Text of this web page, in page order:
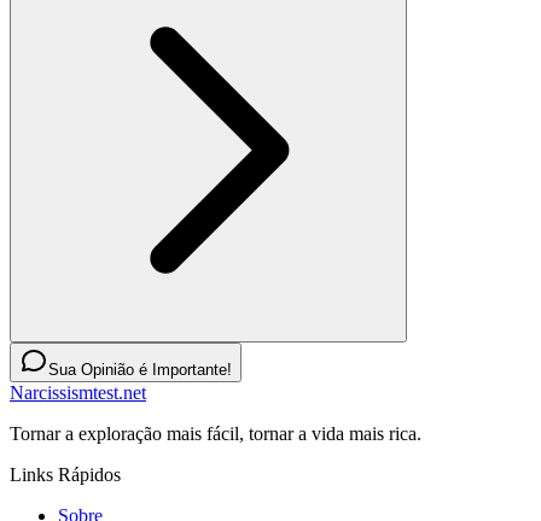
Sua Opinião é Importante!
Narcissismtest.net
Tornar a exploração mais fácil, tornar a vida mais rica.
Links Rápidos
Sobre